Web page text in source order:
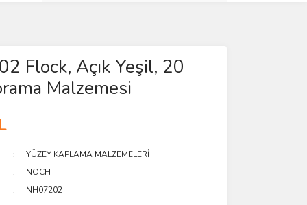
Flock, Açık Yeşil, 20
Malzemesi
YÜZEY KAPLAMA MALZEMELERİ
NOCH
NH07202